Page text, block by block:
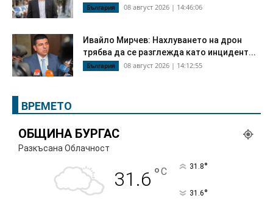
България 08 август 2026 | 14:46:06
Ивайло Мирчев: Нахлуването на дрон
трябва да се разглежда като инцидент...
България 08 август 2026 | 14:12:55
ВРЕМЕТО
ОБЩИНА БУРГАС
Разкъсана Облачност
31.6 °C 31.8°
31.6°